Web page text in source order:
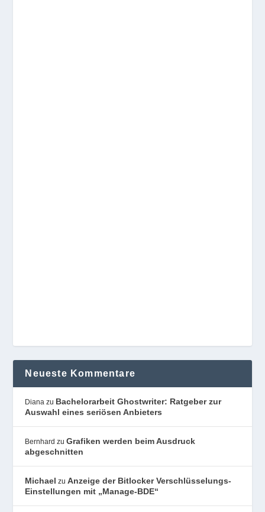
Neueste Kommentare
Diana zu Bachelorarbeit Ghostwriter: Ratgeber zur
Auswahl eines seriösen Anbieters
Bernhard zuGrafiken werden beim Ausdruck
abgeschnitten
Michael zuAnzeige der Bitlocker Verschlüsselungs-
Einstellungen mit „Manage-BDE“